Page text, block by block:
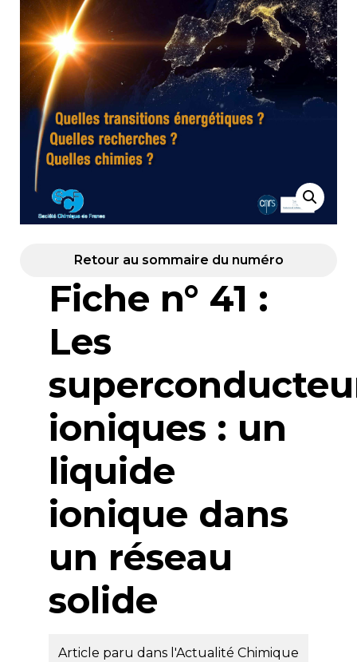
Retour au sommaire du numéro
Fiche n° 41 :
Les
ioniques : un
liquide
ionique dans
un réseau
solide
Article paru dans l'Actualité Chimique